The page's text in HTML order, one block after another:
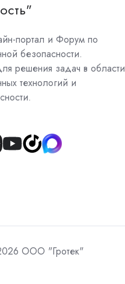
портал и Форум по
безопасности.
решения задач в области
технологий и
Join
ООО "Гротек"